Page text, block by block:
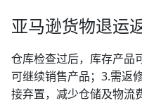
亚马逊货物退运
仓库检查过后，库存产品
可继续销售产品；3.需返
接弃置，减少仓储及物流